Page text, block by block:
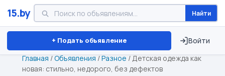
15.by Найти
+ Подать объявление Войти
Минск Витебск Брест ⏱ ТОЛЬКО 15 ДНЕЙ
Главная /Объявления /Разное / Детская одежда как
новая: стильно, недорого, без дефектов